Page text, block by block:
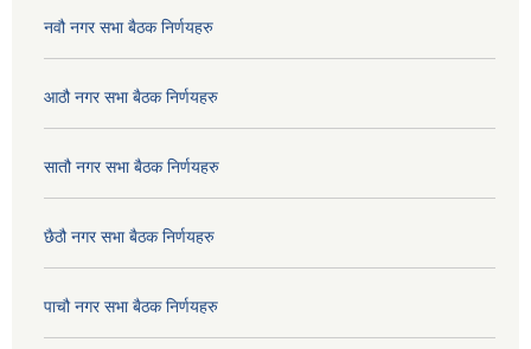
नवौ नगर सभा बैठक निर्णयहरु
आठौ नगर सभा बैठक निर्णयहरु
सातौ नगर सभा बैठक निर्णयहरु
छैठौ नगर सभा बैठक निर्णयहरु
पाचौ नगर सभा बैठक निर्णयहरु